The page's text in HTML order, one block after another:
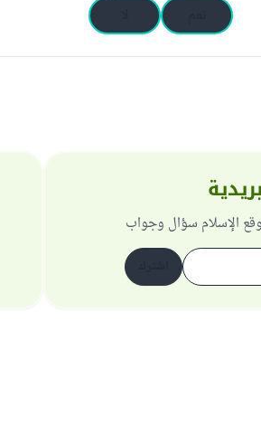
الإسلام سؤال وجواب